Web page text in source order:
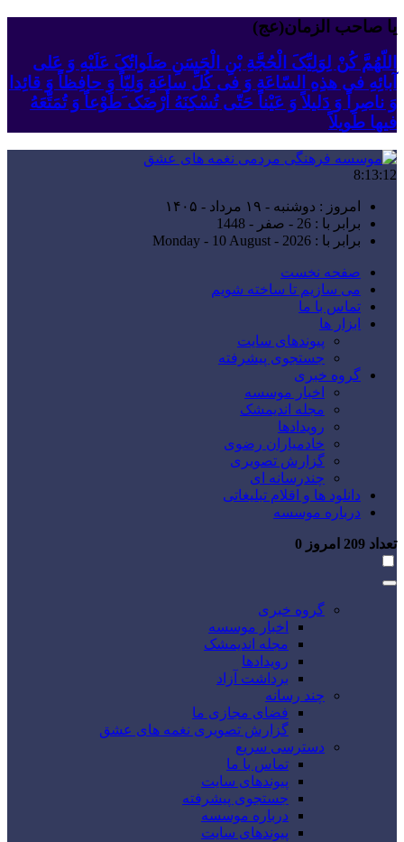
یا صاحب الزمان(عج)
اللّهُمَّ کُنْ لِوَلِیِّکَ الْحُجَّةِ بْنِ الْحَسَنِ صَلَواتُکَ عَلَیْهِ وَ عَلى
آبائِهِ فی هذِهِ السّاعَةِ وَ فی کُلِّ ساعَةٍ وَلِیّاً وَ حافِظاً وَ قائِدا
‏وَ ناصِراً وَ دَلیلاً وَ عَیْناً حَتّى تُسْکِنَهُ أَرْضَک َطَوْعاً وَ تُمَتِّعَهُ
فیها طَویلاً
8:13:13
امروز : دوشنبه - ۱۹ مرداد - ۱۴۰۵
برابر با : 26 - صفر - 1448
برابر با : Monday - 10 August - 2026
صفحه نخست
می سازیم تا ساخته شویم
تماس با ما
ابزار ها
پیوندهای سایت
جستجوی پیشرفته
گروه خبری
اخبار موسسه
مجله اندیمشک
رویدادها
خادمیاران رضوی
گزارش تصویری
چندرسانه ای
دانلود ها و اقلام تبلیغاتی
درباره موسسه
تعداد امروز 0
گروه خبری
اخبار موسسه
مجله اندیمشک
رویدادها
برداشت آزاد
چند رسانه
فضای مجازی ما
گزارش تصویری نغمه های عشق
دسترسی سریع
تماس با ما
پیوندهای سایت
جستجوی پیشرفته
درباره موسسه
پیوندهای سایت